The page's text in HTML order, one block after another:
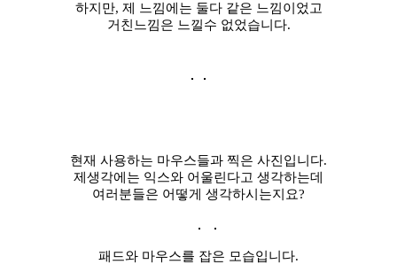
하지만, 제 느낌에는 둘다 같은 느낌이었고
거친느낌은 느낄수 없었습니다.
현재 사용하는 마우스들과 찍은 사진입니다.
제생각에는 익스와 어울린다고 생각하는데
여러분들은 어떻게 생각하시는지요?
패드와 마우스를 잡은 모습입니다.